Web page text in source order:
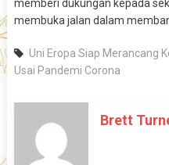
memberi dukungan kepada
membuka jalan dalam
Uni Eropa Siap Merancang
Usai Pandemi Corona
Brett